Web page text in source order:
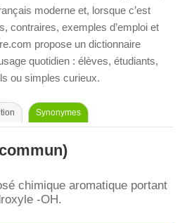
moderne et, lorsque c’est
contraires, exemples d’emploi et
propose un dictionnaire
quotidien : élèves, étudiants,
ou simples curieux.
Synonymes
chimique aromatique portant
-OH.